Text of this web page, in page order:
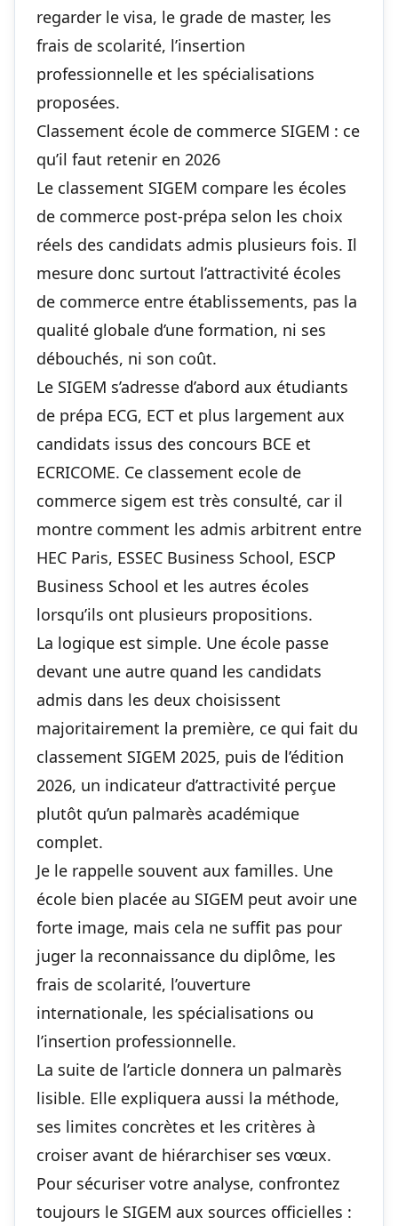
regarder le visa, le grade de master, les
frais de scolarité, l’insertion
professionnelle et les spécialisations
proposées.
Classement école de commerce SIGEM : ce
qu’il faut retenir en 2026
Le classement SIGEM compare les écoles
de commerce post-prépa selon les choix
réels des candidats admis plusieurs fois. Il
mesure donc surtout l’attractivité écoles
de commerce entre établissements, pas la
qualité globale d’une formation, ni ses
débouchés, ni son coût.
Le SIGEM s’adresse d’abord aux étudiants
de prépa ECG, ECT et plus largement aux
candidats issus des concours BCE et
ECRICOME. Ce classement ecole de
commerce sigem est très consulté, car il
montre comment les admis arbitrent entre
HEC Paris, ESSEC Business School, ESCP
Business School et les autres écoles
lorsqu’ils ont plusieurs propositions.
La logique est simple. Une école passe
devant une autre quand les candidats
admis dans les deux choisissent
majoritairement la première, ce qui fait du
classement SIGEM 2025, puis de l’édition
2026, un indicateur d’attractivité perçue
plutôt qu’un palmarès académique
complet.
Je le rappelle souvent aux familles. Une
école bien placée au SIGEM peut avoir une
forte image, mais cela ne suffit pas pour
juger la reconnaissance du diplôme, les
frais de scolarité, l’ouverture
internationale, les spécialisations ou
l’insertion professionnelle.
La suite de l’article donnera un palmarès
lisible. Elle expliquera aussi la méthode,
ses limites concrètes et les critères à
croiser avant de hiérarchiser ses vœux.
Pour sécuriser votre analyse, confrontez
toujours le SIGEM aux sources officielles :